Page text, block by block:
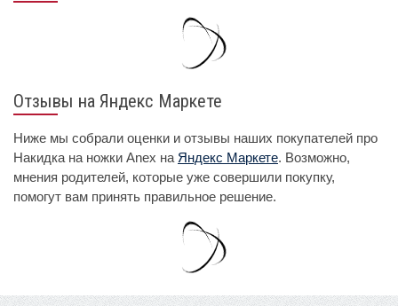
Отзывы на Яндекс Маркете
Ниже мы собрали оценки и отзывы наших покупателей про
Накидка на ножки Anex на Яндекс Маркете. Возможно,
мнения родителей, которые уже совершили покупку,
помогут вам принять правильное решение.